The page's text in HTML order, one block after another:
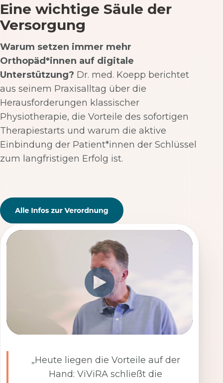
Eine wichtige Säule der
Versorgung
Warum setzen immer mehr
Orthopäd*innen auf digitale
Unterstützung? Dr. med. Koepp berichtet
aus seinem Praxisalltag über die
Herausforderungen klassischer
Physiotherapie, die Vorteile des sofortigen
Therapiestarts und warum die aktive
Einbindung der Patient*innen der Schlüssel
zum langfristigen Erfolg ist.
„Heute liegen die Vorteile auf der
Hand: ViViRA schließt die